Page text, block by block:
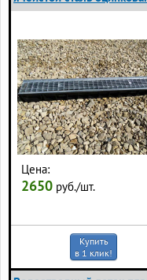
Цена:
2650 руб./шт.
Купить
в 1 клик!